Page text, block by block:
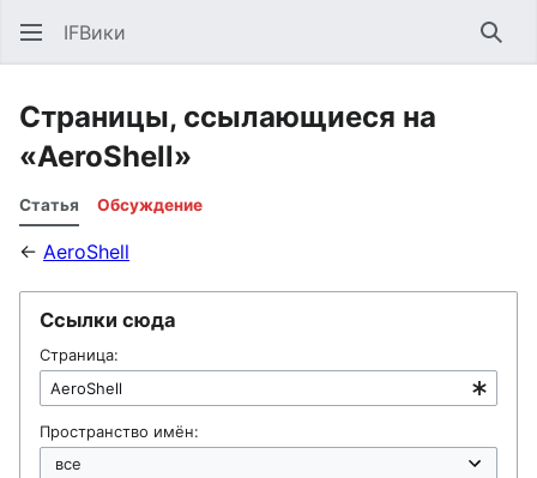
IFВики
Страницы, ссылающиеся на
«AeroShell»
Статья Обсуждение
← AeroShell
Ссылки сюда
Страница:
Пространство имён: